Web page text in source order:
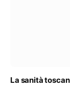
La sanità